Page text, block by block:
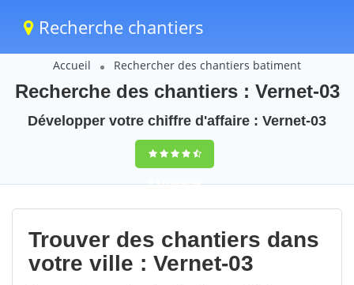
Recherche chantiers
Accueil Rechercher des chantiers batiment
Recherche des chantiers : Vernet-03
Développer votre chiffre d'affaire : Vernet-03
9,5(100%)40
votes
Trouver des chantiers dans
votre ville : Vernet-03